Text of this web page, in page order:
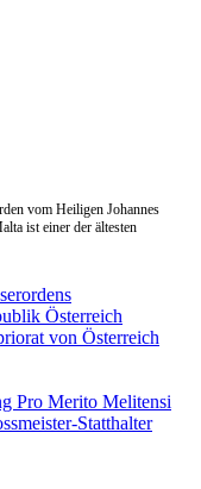
vom Heiligen Johannes
ist einer der ältesten
Österreich
von Österreich
Pro Merito Melitensi
Statthalter